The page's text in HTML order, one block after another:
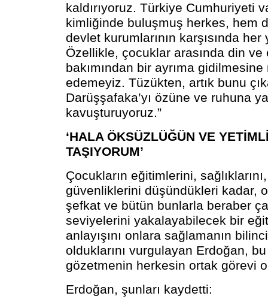
kaldırıyoruz. Türkiye Cumhuriyeti
kimliğinde buluşmuş herkes, hem
devlet kurumlarının karşısında
Özellikle, çocuklar arasında din ve
bakımından bir ayrıma
edemeyiz. Tüzükten, artık bunu
Darüşşafaka’yı özüne ve ruhuna
kavuşturuyoruz.”
‘HALA ÖKSÜZLÜĞÜN VE
TAŞIYORUM’
Çocukların eğitimlerini,
güvenliklerini düşündükleri kadar,
şefkat ve bütün bunlarla beraber
seviyelerini yakalayabilecek bir
anlayışını onlara sağlamanın
olduklarını vurgulayan Erdoğan,
gözetmenin herkesin ortak görevi
Erdoğan, şunları kaydetti: